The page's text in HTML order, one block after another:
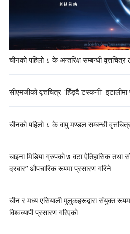
चीनको पहिलो ८ के अन्तरिक्ष सम्बन्धी
सीएमजीको वृत्तचित्र "हिँड्दै टस्कनी" इटालीमा
चीनको पहिलो ८ के वायु मण्डल सम्बन्धी
चाइना मिडिया ग्रुपको ७ वटा ऐतिहासिक तथा
दरबार” औपचारिक रूपमा प्रसारण गरिने
चीन र मध्य एसियाली मुलुकहरूद्वारा संयुक्त रूपमा
विश्वव्यापी प्रसारण गरिएको